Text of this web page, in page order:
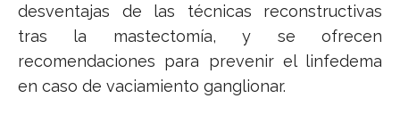
desventajas de las técnicas reconstructivas
tras la mastectomía, y se ofrecen
recomendaciones para prevenir el linfedema
en caso de vaciamiento ganglionar.